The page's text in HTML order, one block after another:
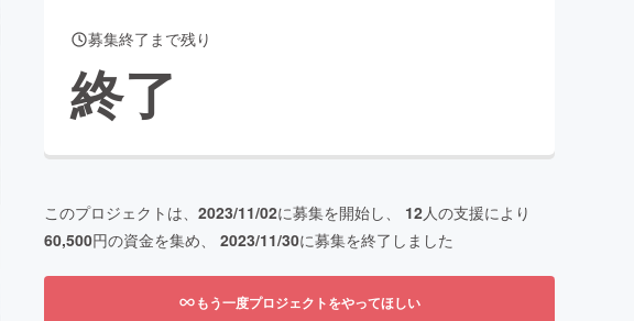
ニティ
募集終了まで残り
終了
このプロジェクトは、 2023/11/02に募集を開始し、 12人の支援により
60,500円の資金を集め、 2023/11/30に募集を終了しました
もう一度プロジェクトをやってほしい